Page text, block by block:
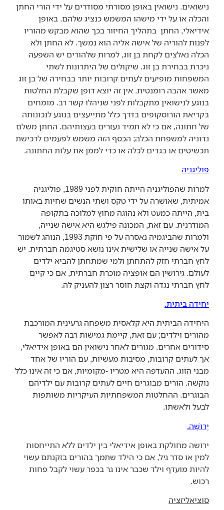
נישואים. נישואין באופן מסורתי מסודרים על ידי הורי החתן
והכלה או על ידי מישהו המשמש כנציג שלהם. באופן
אידיאלי, החתן בתהליך החיזור בכך שהוא מבקש מהוריו
לפנות להוריה של אישה אליה הוא נמשך. לא החתן ולא
הכלה נאלצים לקחת בן זוג, למרות שלהורים יש השפעה
ניכרת בבחירת בן זוג. שיקולים של היתרונות לשתי
המשפחות מופיעים לעתים קרובות יותר בבחירה של בן זוג
מאשר אהבה רומנטית. אין זה יוצא דופן שקבלת החלטות
בנוגע לנישואין מתקבלות לפני שניהלו קשר רב. מומחים
בקריאת הורוסקופים בדרך כלל מתייעצים בנוגע לנכונותה
של חתונה, אם כי לא תמיד נעזרים בעצותיהם. החתן משלם
נדוניה למשפחת הכלה; הכסף הזה משמש לפעמים לרכישת
תכשיטים או בגדים לכלה או כדי לממן את עלות החתונה.
פוליגניה
למרות שהפוליגניה הייתה חוקית לפני 1989, פוליגניה
אמיתית, שאושרה על ידי טקס ושתי הנשים שחיות באותו
בית, הייתה כמעט ולא נהוגה מחוץ למלוכה בתקופה
המודרנית. עם זאת, המכונה פילגש היא אישה שנייה,
ולמרות שהביגמיה נאסרה על פי חוקת 1993, הנוהג לשמור
על אישה שנייה או שלישית אינו נושא סטיגמה חברתית. יש
לחץ חברתי חזק להתחתן ולמי שמתחתן להביא ילדים
לעולם. גירושין הם אופציה מוכרת חברתית, אם כי קיים
לחץ חברתי נגדה וקצת חוסר רצון להעניק לה.
יחידה ביתית.
היחידה הביתית היא קלאסית משפחה גרעינית המורכבת
מהורים וילדים; עם זאת, קיימת גמישות רבה לאפשר
סידורים אחרים. מגורים לאחר נישואין הם באופן אידיאלי,
אך לעתים קרובות, מסיבות מעשיות, עם הוריו של אחד
מבני הזוג. ההעדפה היא מטריו -מקומיות, אם כי זה אינו כלל
נוקשה. הורים מבוגרים חיים לעתים קרובות עם ילדיהם
הבוגרים. ההחלטות המשפחתיות העיקריות משותפות
לבעל ולאשתו.
יְרוּשָׁה.
ירושה מחולקת באופן אידיאלי בין ילדים ללא התייחסות
למין או סדר גיל, אם כי הילד שתמך בהורים בזקנתם עשוי
להיות מועדף וילד שכבר אינו גר בכפר עשוי לקבל פחות
רכוש.
סוציאליזציה